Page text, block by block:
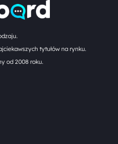
tytułów na rynku.
od 2008 roku.